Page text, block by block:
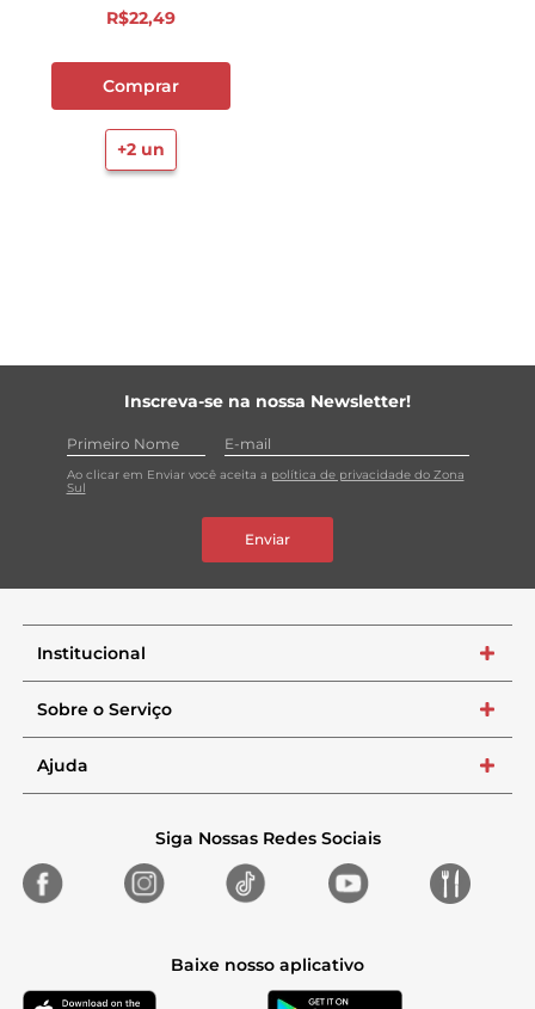
R$22,49
Comprar
+2un
Inscreva-se na nossa Newsletter!
Ao clicar em Enviar você aceita a política de privacidade do Zona
Sul
Enviar
Institucional +
Sobre o Serviço +
Ajuda +
Siga Nossas Redes Sociais
Baixe nosso aplicativo